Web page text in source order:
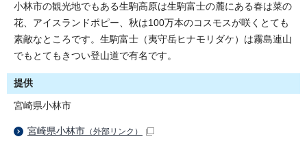
小林市の観光地でもある生駒高原は生駒富士の麓にある春は菜の
花、アイスランドポピー、秋は100万本のコスモスが咲くとても
素敵なところです。生駒富士（夷守岳ヒナモリダケ）は霧島連山
でもとてもきつい登山道で有名です。
提供
宮崎県小林市
宮崎県小林市 （外部リンク）